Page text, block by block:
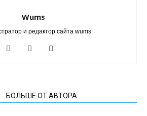
Wums
и редактор сайта wums
БОЛЬШЕ ОТ АВТОРА